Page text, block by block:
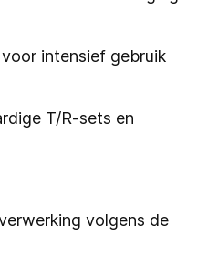
intensief gebruik
T/R-sets en
volgens de